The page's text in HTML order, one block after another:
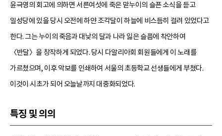
윤극영의 회고에 의하면 서른여섯에 죽은 맏누이의 슬픈 소식을 듣고
일성당에 있을 당시 오전에 하얀 조각달이 하늘에 비스듬히 걸려 있었다고
한다. 그는 누이의 죽음과 대낮의 달과 나라 잃은 슬픔에 착안하여
〈반달〉을 창작하게 되었다. 당시 다알리아회 회원들에게 이 노래를
가르쳤으며, 이후 악보를 인쇄하여 서울의 초등학교 선생들에게 부쳤다.
이것이 시초가 되어 오늘날까지 대중화되었다.
특징 및 의의